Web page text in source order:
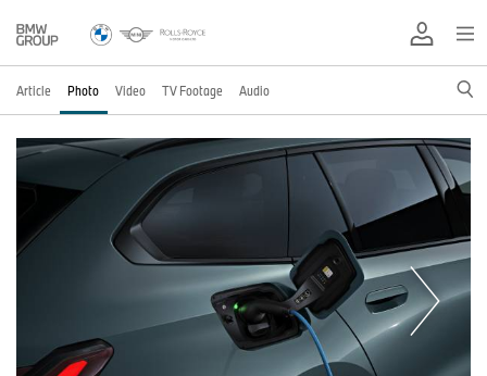
Article Photo Video TV Footage Audio